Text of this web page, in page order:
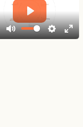
Mute Settings
Play